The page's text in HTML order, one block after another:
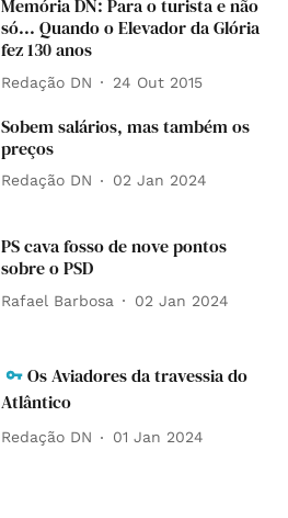
Memória DN: Para o turista e não
só... Quando o Elevador da Glória
fez 130 anos
Redação DN 24 Out 2015
Sobem salários, mas também os
preços
Redação DN 02 Jan 2024
PS cava fosso de nove pontos
sobre o PSD
Rafael Barbosa 02 Jan 2024
Os Aviadores da travessia do
Atlântico
Redação DN 01 Jan 2024